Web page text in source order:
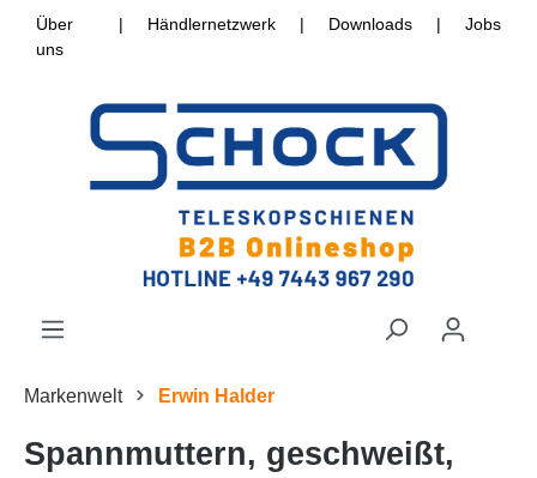
Über
uns
| Händlernetzwerk | Downloads | Jobs
Markenwelt Erwin Halder
Spannmuttern, geschweißt,